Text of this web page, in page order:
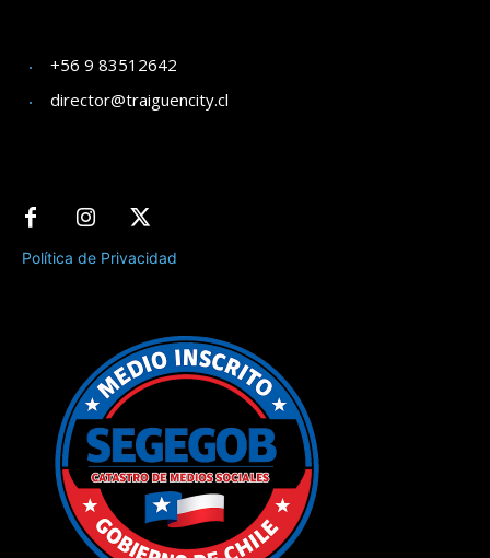
+56 9 83512642
director@traiguencity.cl
Política de Privacidad